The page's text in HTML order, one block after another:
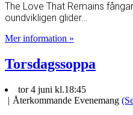
The Love That Remains
oundvikligen glider…
Mer information »
Torsdagssoppa
tor 4 juni kl.18:45
| Återkommande Evenemang